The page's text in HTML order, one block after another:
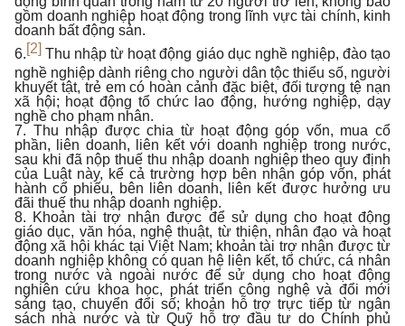
gồm doanh nghiệp hoạt động trong lĩnh vực tài chính, kinh
doanh bất động sản.
6.[2] Thu nhập từ hoạt động giáo dục nghề nghiệp, đào tạo
nghề nghiệp dành riêng cho người dân tộc thiểu số, người
khuyết tật, trẻ em có hoàn cảnh đặc biệt, đối tượng tệ nạn
xã hội; hoạt động tổ chức lao động, hướng nghiệp, dạy
nghề cho phạm nhân.
7. Thu nhập được chia từ hoạt động góp vốn, mua cổ
phần, liên doanh, liên kết với doanh nghiệp trong nước,
sau khi đã nộp thuế thu nhập doanh nghiệp theo quy định
của Luật này, kể cả trường hợp bên nhận góp vốn, phát
hành cổ phiếu, bên liên doanh, liên kết được hưởng ưu
đãi thuế thu nhập doanh nghiệp.
8. Khoản tài trợ nhận được để sử dụng cho hoạt động
giáo dục, văn hóa, nghệ thuật, từ thiện, nhân đạo và hoạt
động xã hội khác tại Việt Nam; khoản tài trợ nhận được từ
doanh nghiệp không có quan hệ liên kết, tổ chức, cá nhân
trong nước và ngoài nước để sử dụng cho hoạt động
nghiên cứu khoa học, phát triển công nghệ và đổi mới
sáng tạo, chuyển đổi số; khoản hỗ trợ trực tiếp từ ngân
sách nhà nước và từ Quỹ hỗ trợ đầu tư do Chính phủ